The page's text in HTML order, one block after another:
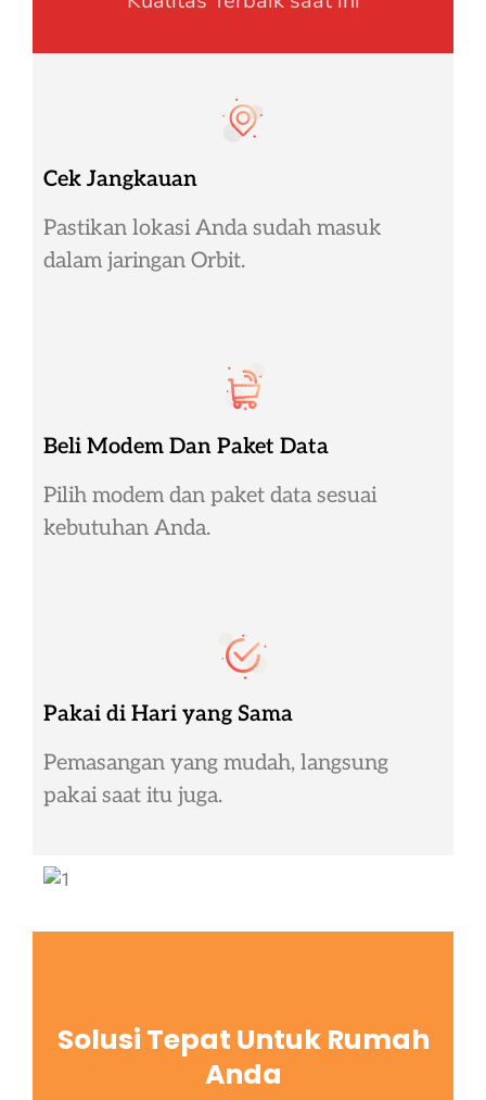
Cek Jangkauan
Pastikan lokasi Anda sudah masuk
dalam jaringan Orbit.
Beli Modem Dan Paket Data
Pilih modem dan paket data sesuai
kebutuhan Anda.
Pakai di Hari yang Sama
Pemasangan yang mudah, langsung
pakai saat itu juga.
Solusi Tepat Untuk Rumah
Anda